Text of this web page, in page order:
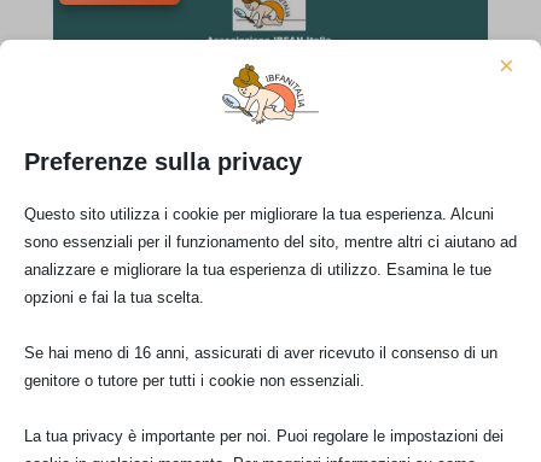
Preferenze sulla privacy
×
Questo sito utilizza i cookie per migliorare la tua esperienza. Alcuni
sono essenziali per il funzionamento del sito, mentre altri ci aiutano ad
analizzare e migliorare la tua esperienza di utilizzo. Esamina le tue
opzioni e fai la tua scelta.
Se hai meno di 16 anni, assicurati di aver ricevuto il consenso di un
genitore o tutore per tutti i cookie non essenziali.
La tua privacy è importante per noi. Puoi regolare le impostazioni dei